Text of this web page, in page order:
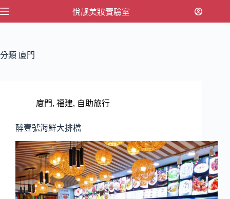
跳
內
悅靓美妝實驗室
分類 廈門
廈門, 福建, 自助旅行
醉壹號海鮮大排檔